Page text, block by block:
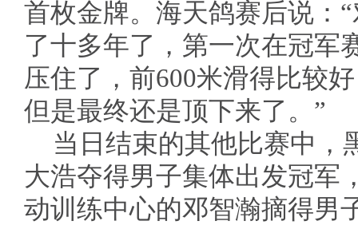
首枚金牌。海天鸽赛后说：
了十多年了，第一次在冠军
压住了，前600米滑得比较
但是最终还是顶下来了。”
当日结束的其他比赛中，
大浩夺得男子集体出发冠军
动训练中心的邓智瀚摘得男